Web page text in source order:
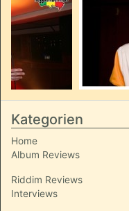
Kategorien
Home
Album Reviews
Riddim Reviews
Interviews